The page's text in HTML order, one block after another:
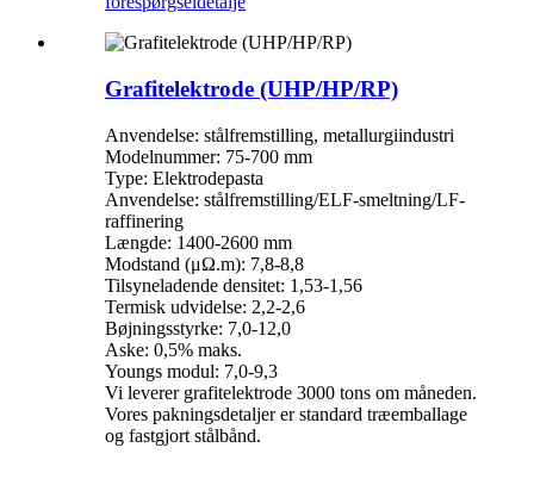
Grafitelektrode (UHP/HP/RP)
Anvendelse: stålfremstilling, metallurgiindustri
Modelnummer: 75-700 mm
Type: Elektrodepasta
Anvendelse: stålfremstilling/ELF-smeltning/LF-
raffinering
Længde: 1400-2600 mm
Modstand (μΩ.m): 7,8-8,8
Tilsyneladende densitet: 1,53-1,56
Termisk udvidelse: 2,2-2,6
Bøjningsstyrke: 7,0-12,0
Aske: 0,5% maks.
Youngs modul: 7,0-9,3
Vi leverer grafitelektrode 3000 tons om måneden.
Vores pakningsdetaljer er standard træemballage
og fastgjort stålbånd.